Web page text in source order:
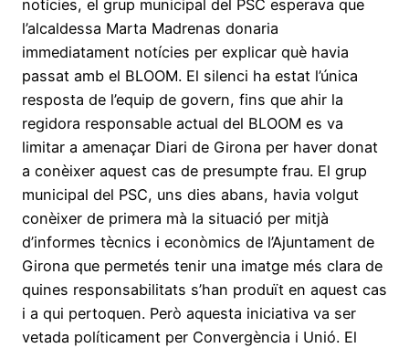
notícies, el grup municipal del PSC esperava que
l’alcaldessa Marta Madrenas donaria
immediatament notícies per explicar què havia
passat amb el BLOOM. El silenci ha estat l’única
resposta de l’equip de govern, fins que ahir la
regidora responsable actual del BLOOM es va
limitar a amenaçar Diari de Girona per haver donat
a conèixer aquest cas de presumpte frau. El grup
municipal del PSC, uns dies abans, havia volgut
conèixer de primera mà la situació per mitjà
d’informes tècnics i econòmics de l’Ajuntament de
Girona que permetés tenir una imatge més clara de
quines responsabilitats s’han produït en aquest cas
i a qui pertoquen. Però aquesta iniciativa va ser
vetada políticament per Convergència i Unió. El